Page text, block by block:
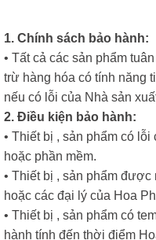
1. Chính sách bảo hành:
• Tất cả các sản phẩm
trừ hàng hóa có tính năng
nếu có lỗi của Nhà sản
2. Điều kiện bảo hành:
• Thiết bị , sản phẩm có
hoặc phần mềm.
• Thiết bị , sản phẩm
hoặc các đại lý của Hoa
• Thiết bị , sản phẩm có
hành tính đến thời điểm